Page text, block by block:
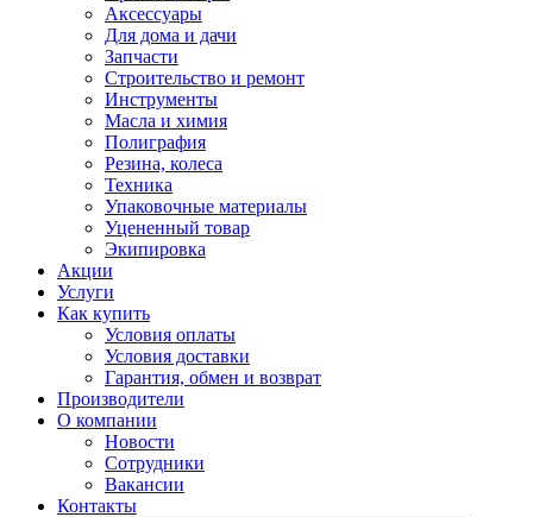
Аксессуары
Для дома и дачи
Запчасти
Строительство и ремонт
Инструменты
Масла и химия
Полиграфия
Резина, колеса
Техника
Упаковочные материалы
Уцененный товар
Экипировка
Акции
Услуги
Как купить
Условия оплаты
Условия доставки
Гарантия, обмен и возврат
Производители
О компании
Новости
Сотрудники
Вакансии
Контакты